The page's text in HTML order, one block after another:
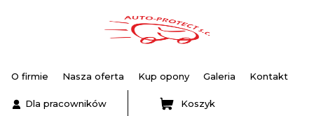
O firmie Nasza oferta Kup opony Galeria Kontakt
Dla pracowników Koszyk